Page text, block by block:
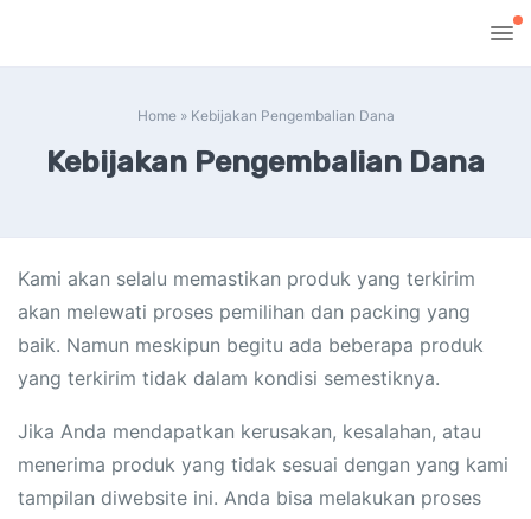
Home» Kebijakan Pengembalian Dana
Kebijakan Pengembalian Dana
Kami akan selalu memastikan produk yang terkirim
akan melewati proses pemilihan dan packing yang
baik. Namun meskipun begitu ada beberapa produk
yang terkirim tidak dalam kondisi semestiknya.
Jika Anda mendapatkan kerusakan, kesalahan, atau
menerima produk yang tidak sesuai dengan yang kami
tampilan diwebsite ini. Anda bisa melakukan proses